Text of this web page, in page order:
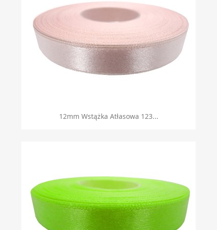
12mm Wstążka Atłasowa 123...